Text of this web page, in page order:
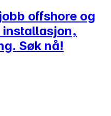
offshore og
installasjon,
Søk nå!